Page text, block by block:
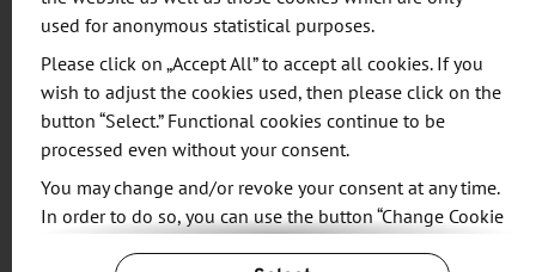
durch die Forschungen zur Biodiversität oder die
Klimaforschung entstehen, können künftig im
KIRZL schnell verarbeitet und den Forschenden
bereitgestellt werden. Forschungseinrichtungen
wie das künftige mitteldeutsche
Großforschungszentrum oder das Deutsche
Zentrum für integrative Biodiversitätsforschung
(iDiv), die sächsischen Hochschulen und
used for anonymous statistical purposes.
Please click on „Accept All” to accept all cookies. If you
wish to adjust the cookies used, then please click on the
button “Select.” Functional cookies continue to be
processed even without your consent.
You may change and/or revoke your consent at any time.
In order to do so, you can use the button “Change Cookie